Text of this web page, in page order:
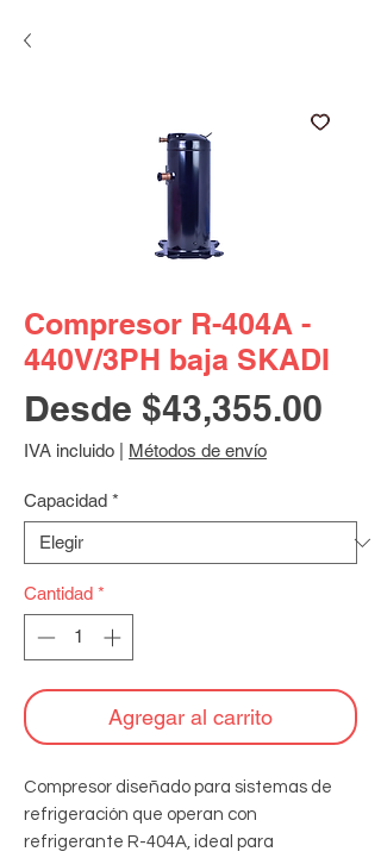
Compresor R-404A -
440V/3PH baja SKADI
Desde $43,355.00
IVA incluido Métodos de envío
Capacidad *
Cantidad *
Agregar al carrito
Compresor diseñado para sistemas de
refrigeración que operan con
refrigerante R-404A, ideal para